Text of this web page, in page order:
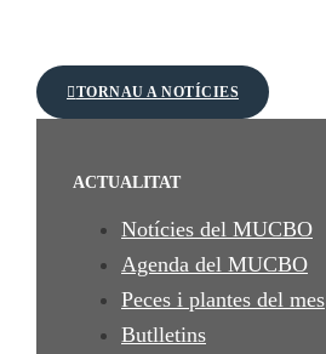
TORNAU A NOTÍCIES
ACTUALITAT
Notícies del MUCBO
Agenda del MUCBO
Peces i plantes del mes
Butlletins